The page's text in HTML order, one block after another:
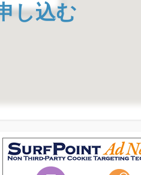
し込む